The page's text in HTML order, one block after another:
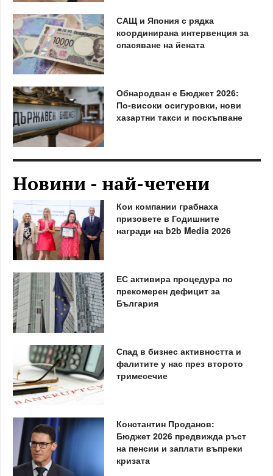
САЩ и Япония с рядка
координирана интервенция за
спасяване на йената
Обнародван е Бюджет 2026:
По-високи осигуровки, нови
хазартни такси и поскъпване
Новини - най-четени
Кои компании грабнаха
призовете в Годишните
награди на b2b Media 2026
ЕС активира процедура по
прекомерен дефицит за
България
Спад в бизнес активността и
фалитите у нас през второто
тримесечие
Константин Проданов:
Бюджет 2026 предвижда ръст
на пенсии и заплати въпреки
кризата